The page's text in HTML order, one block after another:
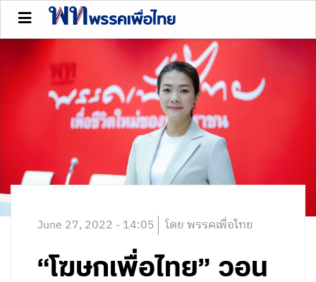
June 27, 2022 - 14:05 โดย พรรคเพื่อไทย
“โฆษกเพื่อไทย” วอน